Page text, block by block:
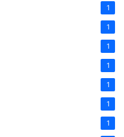
1
1
1
1
1
1
1